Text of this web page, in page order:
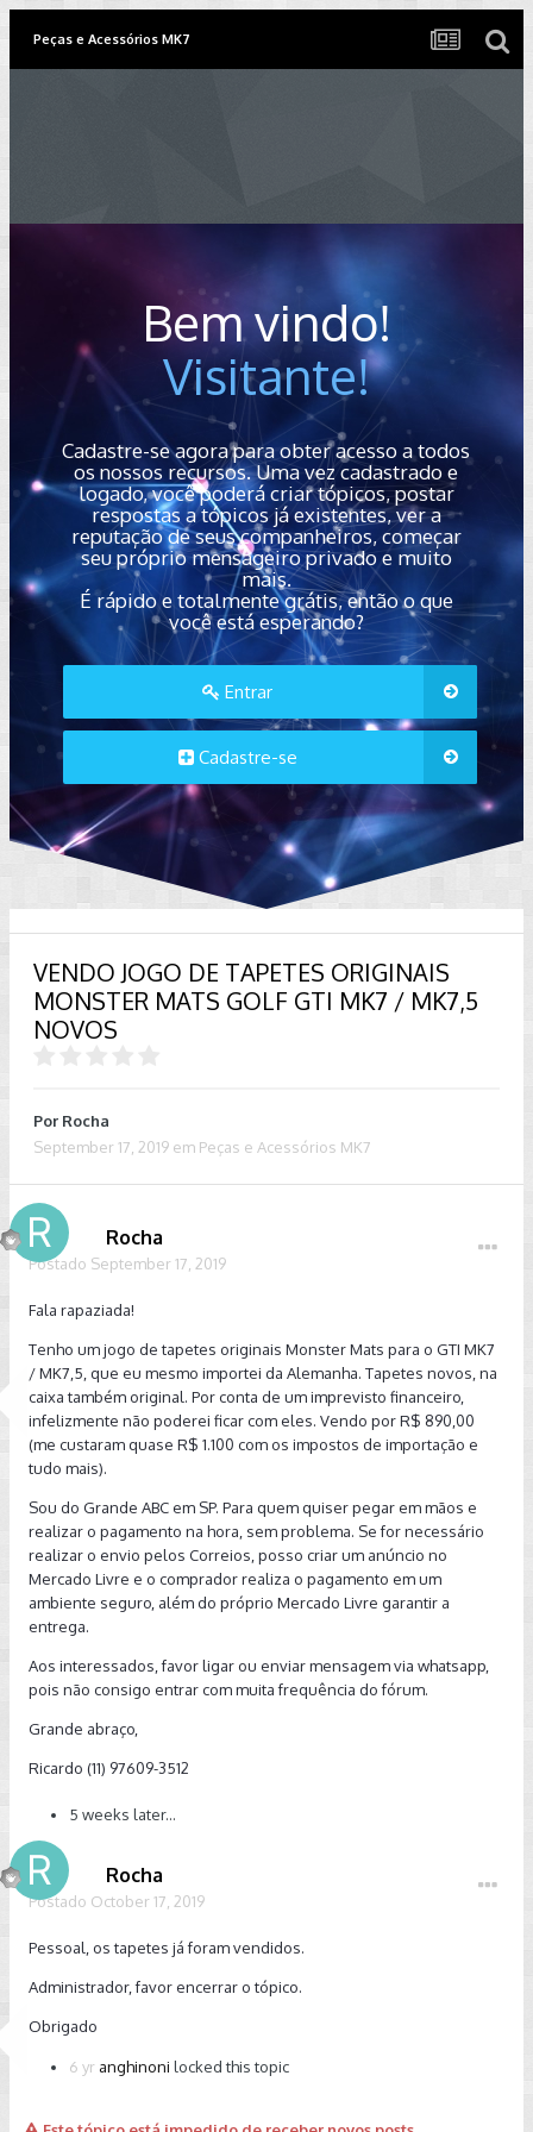
Peças e Acessórios MK7
Bem vindo!
Visitante!
Cadastre-se agora para obter acesso a todos
os nossos recursos. Uma vez cadastrado e
logado, você poderá criar tópicos, postar
respostas a tópicos já existentes, ver a
reputação de seus companheiros, começar
seu próprio mensageiro privado e muito
mais.
É rápido e totalmente grátis, então o que
você está esperando?
Entrar
Cadastre-se
VENDO JOGO DE TAPETES ORIGINAIS
MONSTER MATS GOLF GTI MK7 / MK7,5
NOVOS
Por Rocha
September 17, 2019 em Peças e Acessórios MK7
Rocha
Postado September 17, 2019
Fala rapaziada!
Tenho um jogo de tapetes originais Monster Mats para o GTI MK7
/ MK7,5, que eu mesmo importei da Alemanha. Tapetes novos, na
caixa também original. Por conta de um imprevisto financeiro,
infelizmente não poderei ficar com eles. Vendo por R$ 890,00
(me custaram quase R$ 1.100 com os impostos de importação e
tudo mais).
Sou do Grande ABC em SP. Para quem quiser pegar em mãos e
realizar o pagamento na hora, sem problema. Se for necessário
realizar o envio pelos Correios, posso criar um anúncio no
Mercado Livre e o comprador realiza o pagamento em um
ambiente seguro, além do próprio Mercado Livre garantir a
entrega.
Aos interessados, favor ligar ou enviar mensagem via whatsapp,
pois não consigo entrar com muita frequência do fórum.
Grande abraço,
Ricardo (11) 97609-3512
5 weeks later...
Rocha
Postado October 17, 2019
Pessoal, os tapetes já foram vendidos.
Administrador, favor encerrar o tópico.
Obrigado
6 yr anghinoni locked this topic